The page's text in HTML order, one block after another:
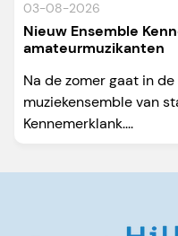
03-08-2026
Nieuw Ensemble
amateurmuzikanten
Na de zomer gaat in
muziekensemble van
Kennemerklank....